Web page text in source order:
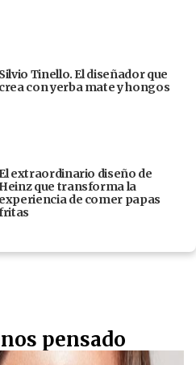
Silvio Tinello. El diseñador que
crea con yerba mate y hongos
El extraordinario diseño de
Heinz que transforma la
experiencia de comer papas
pensado